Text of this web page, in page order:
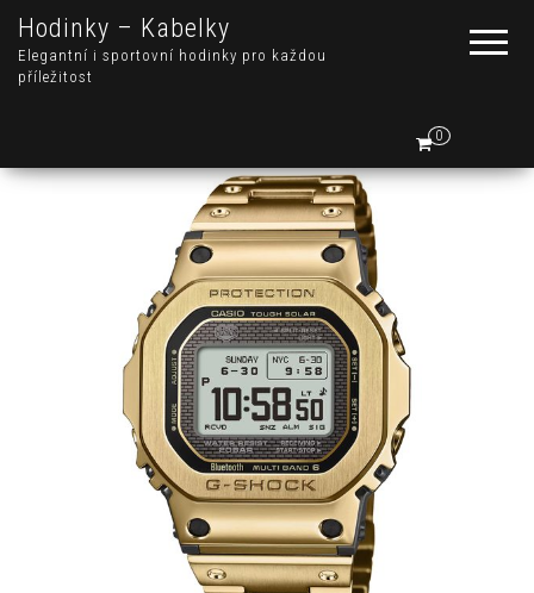
Hodinky – Kabelky
Elegantní i sportovní hodinky pro každou
příležitost
0